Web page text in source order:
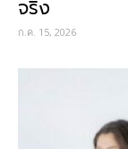
จริง
ก.ค. 15, 2026